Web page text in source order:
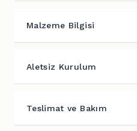
Malzeme Bilgisi
Aletsiz Kurulum
Teslimat ve Bakım